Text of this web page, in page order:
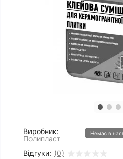
Виробник:
Полипласт
Відгуки: (0)
Немає в